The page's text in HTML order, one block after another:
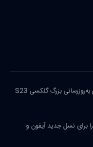
One UI 9 و اندروید ۱۷؛ آخرین به‌روزرسانی بزرگ گلکسی S23
اپل تراشه‌های حافظه CXMT را برای نسل جدید آیفون و